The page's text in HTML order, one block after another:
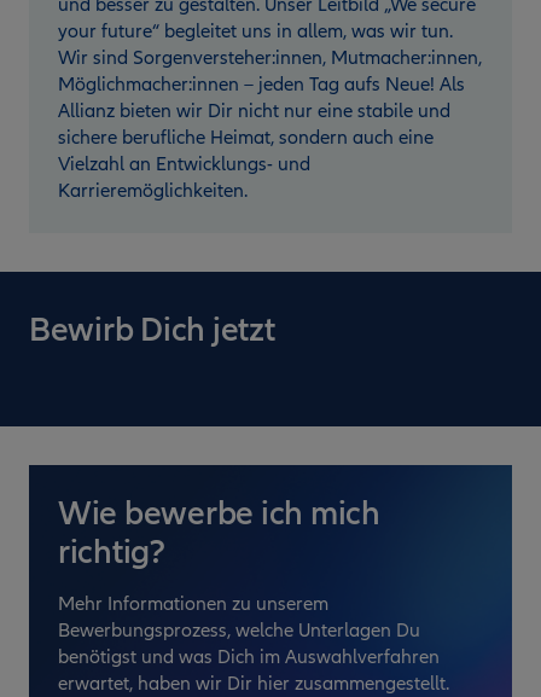
your future“ begleitet uns in allem, was wir tun.
Wir sind Sorgenversteher:innen, Mutmacher:innen,
Möglichmacher:innen – jeden Tag aufs Neue! Als
Allianz bieten wir Dir nicht nur eine stabile und
sichere berufliche Heimat, sondern auch eine
Vielzahl an Entwicklungs- und
Karrieremöglichkeiten.
Bewirb Dich jetzt
Wie bewerbe ich mich
richtig?
Mehr Informationen zu unserem
Bewerbungsprozess, welche Unterlagen Du
benötigst und was Dich im Auswahlverfahren
erwartet, haben wir Dir hier zusammengestellt.